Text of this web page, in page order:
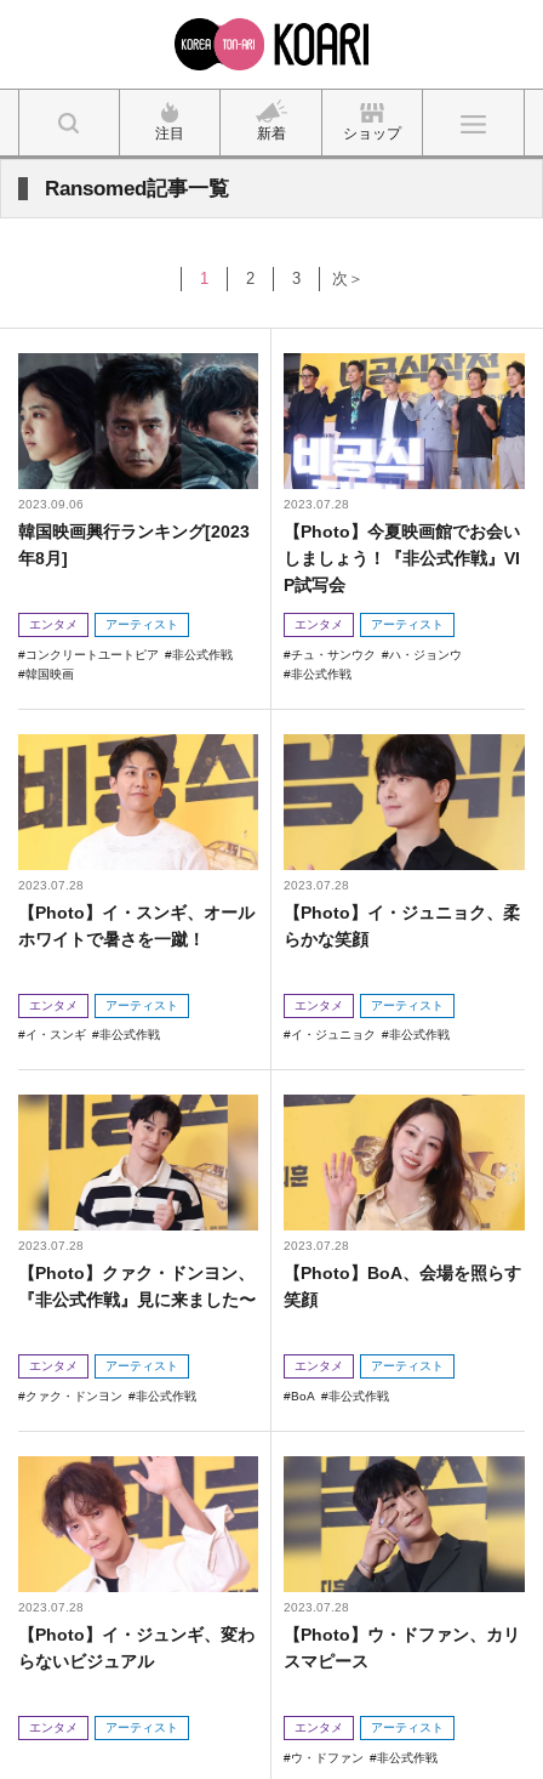
注目 新着 ショップ
Ransomed記事一覧
1 2 3 次＞
2023.09.06
韓国映画興行ランキング[2023
年8月]
エンタメ アーティスト
コンクリートユートピア
非公式作戦
韓国映画
2023.07.28
【Photo】今夏映画館でお会い
しましょう！『非公式作戦』VI
P試写会
エンタメ アーティスト
チュ・サンウク
ハ・ジョンウ
非公式作戦
2023.07.28
【Photo】イ・スンギ、オール
ホワイトで暑さを一蹴！
エンタメ アーティスト
イ・スンギ 非公式作戦
2023.07.28
【Photo】イ・ジュニョク、柔
らかな笑顔
エンタメ アーティスト
イ・ジュニョク 非公式作戦
2023.07.28
【Photo】クァク・ドンヨン、
『非公式作戦』見に来ました〜
エンタメ アーティスト
クァク・ドンヨン 非公式作戦
2023.07.28
【Photo】BoA、会場を照らす
笑顔
エンタメ アーティスト
BoA 非公式作戦
2023.07.28
【Photo】イ・ジュンギ、変わ
らないビジュアル
エンタメ アーティスト
2023.07.28
【Photo】ウ・ドファン、カリ
スマピース
エンタメ アーティスト
ウ・ドファン 非公式作戦